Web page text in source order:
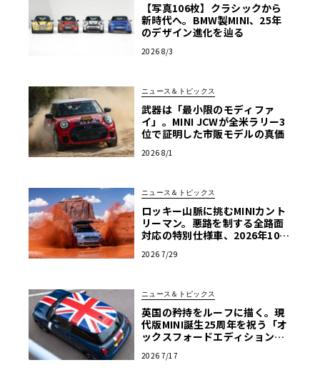
【写真106枚】クラシックから
新時代へ。BMW製MINI、25年
のデザイン進化を辿る
2026 8/3
ニュース＆トピックス
武器は「最小限のモディファ
イ」。MINI JCWが全米ラリー3
位で証明した市販モデルの真価
2026 8/1
ニュース＆トピックス
ロッキー山脈に挑むMINIカント
リーマン。悪路を制する全路面
対応の特別仕様車、2026年10月
2026 7/29
ニュース＆トピックス
英国の矜持をルーフに描く。現
代版MINI誕生25周年を祝う「オ
ックスフォードエディション」
2026 7/17